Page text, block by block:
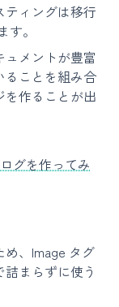
ティングは移行
。
メントが豊富
ることを組み合
作ることが出
グを作ってみ
、Image タグ
まらずに使う